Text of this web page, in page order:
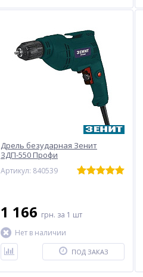
Дрель безударная Зенит
ЗДП-550 Профи
Артикул: 840539
1 166 грн. за 1 шт
Нет в наличии
ПОД ЗАКАЗ